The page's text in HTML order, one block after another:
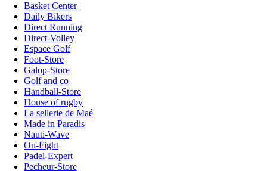
Basket Center
Daily Bikers
Direct Running
Direct-Volley
Espace Golf
Foot-Store
Galop-Store
Golf and co
Handball-Store
House of rugby
La sellerie de Maé
Made in Paradis
Nauti-Wave
On-Fight
Padel-Expert
Pecheur-Store